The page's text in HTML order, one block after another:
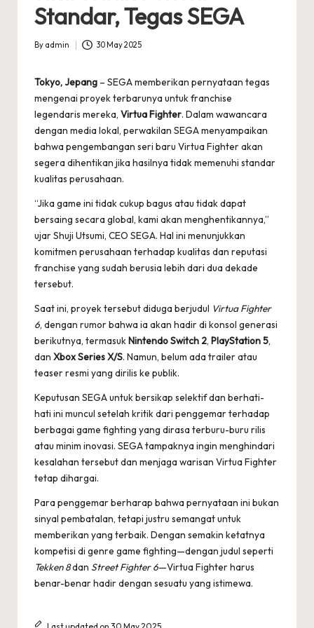
Standar, Tegas SEGA
Posted
By admin 30 May 2025
Tokyo, Jepang – SEGA memberikan pernyataan tegas
mengenai proyek terbarunya untuk franchise
legendaris mereka, Virtua Fighter. Dalam wawancara
dengan media lokal, perwakilan SEGA menyampaikan
bahwa pengembangan seri baru Virtua Fighter akan
segera dihentikan jika hasilnya tidak memenuhi standar
kualitas perusahaan.
“Jika game ini tidak cukup bagus atau tidak dapat
bersaing secara global, kami akan menghentikannya,”
ujar Shuji Utsumi, CEO SEGA. Hal ini menunjukkan
komitmen perusahaan terhadap kualitas dan reputasi
franchise yang sudah berusia lebih dari dua dekade
tersebut.
Saat ini, proyek tersebut diduga berjudul Virtua Fighter
6, dengan rumor bahwa ia akan hadir di konsol generasi
berikutnya, termasukNintendo Switch 2, PlayStation 5,
dan Xbox Series X/S. Namun, belum ada trailer atau
teaser resmi yang dirilis ke publik.
Keputusan SEGA untuk bersikap selektif dan berhati-
hati ini muncul setelah kritik dari penggemar terhadap
berbagai game fighting yang dirasa terburu-buru rilis
atau minim inovasi. SEGA tampaknya ingin menghindari
kesalahan tersebut dan menjaga warisan Virtua Fighter
tetap dihargai.
Para penggemar berharap bahwa pernyataan ini bukan
sinyal pembatalan, tetapi justru semangat untuk
memberikan yang terbaik. Dengan semakin ketatnya
kompetisi di genre game fighting—dengan judul seperti
Tekken 8dan Street Fighter 6—Virtua Fighter harus
benar-benar hadir dengan sesuatu yang istimewa.